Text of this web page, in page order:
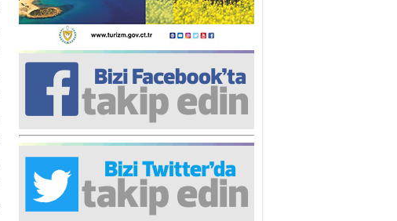
Ali KİŞMİR
FIRSAT VE KORKU
Turgut ÇALICI
İki Lakırdı da benden!
Yrd. Doç. Ercan HOŞKARA
Yatırım Yapmazsan Var Olamazsın:
Hedefteki Kurum Kıb-Tek
Rana Sarro
Başıma gelen skandal olayı